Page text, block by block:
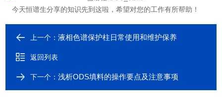
今天恒谱生分享的知识先到这啦，希望对您的工作有所帮助！
上一个：液相色谱保护柱日常使用和维护保养
返回列表
下一个：浅析ODS填料的操作要点及注意事项